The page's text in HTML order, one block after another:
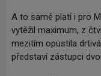
A to samé platí i pro
vytěžil maximum, z
mezitím opustila
představí zástupci